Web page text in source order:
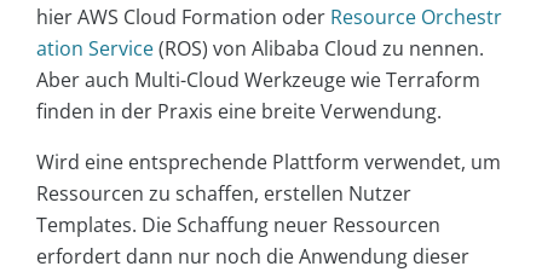
hier AWS Cloud Formation oder Resource Orchestr
ation Service(ROS) von Alibaba Cloud zu nennen.
Aber auch Multi-Cloud Werkzeuge wie Terraform
finden in der Praxis eine breite Verwendung.
Wird eine entsprechende Plattform verwendet, um
Ressourcen zu schaffen, erstellen Nutzer
Templates. Die Schaffung neuer Ressourcen
erfordert dann nur noch die Anwendung dieser